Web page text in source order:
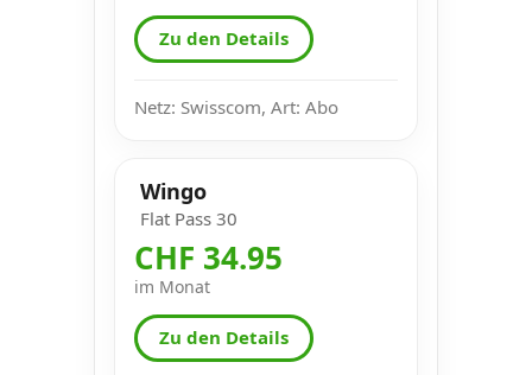
Zu den Details
Netz: Swisscom, Art: Abo
Wingo
Flat Pass 30
CHF 34.95
im Monat
Zu den Details